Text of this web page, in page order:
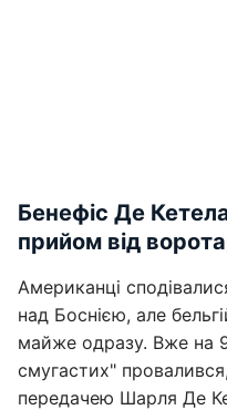
Бенефіс Де
прийом від
Американці
над Боснією, але
майже одразу. Вже на
смугастих"
передачею Шарля Де